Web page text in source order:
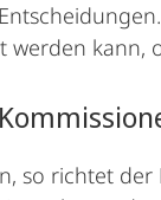
werden kann,
so richtet